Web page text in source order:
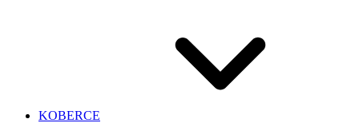
KOBERCE